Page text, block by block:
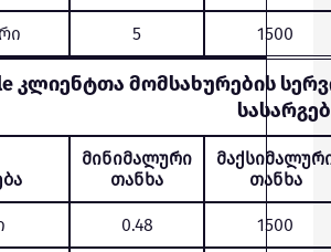
5 1500
კლიენტთა მომსახურების
მინიმალური
თანხა
თანხა
0.48 1500